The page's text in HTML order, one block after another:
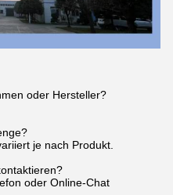
oder Hersteller?
je nach Produkt.
oder Online-Chat